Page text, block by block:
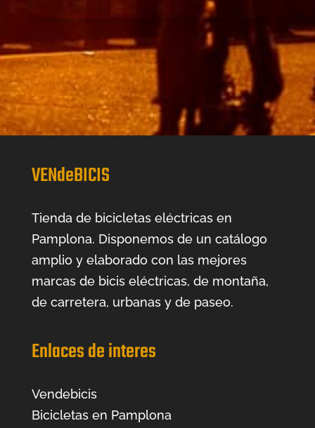
VENdeBICIS
Tienda de bicicletas eléctricas en
Pamplona. Disponemos de un catálogo
amplio y elaborado con las mejores
marcas de bicis eléctricas, de montaña,
de carretera, urbanas y de paseo.
Enlaces de interes
Vendebicis
Bicicletas en Pamplona